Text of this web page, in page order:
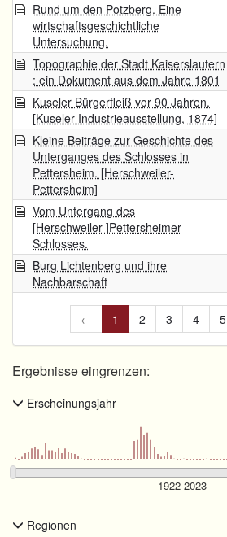
Rund um den Potzberg. Eine
wirtschaftsgeschichtliche
Untersuchung.
Topographie der Stadt Kaiserslautern
: ein Dokument aus dem Jahre 1801
Kuseler Bürgerfleiß vor 90 Jahren.
[Kuseler Industrieausstellung, 1874]
Kleine Beiträge zur Geschichte des
Unterganges des Schlosses in
Pettersheim. [Herschweiler-
Pettersheim]
Vom Untergang des
[Herschweiler-]Pettersheimer
Schlosses.
Burg Lichtenberg und ihre
Nachbarschaft
← 1 2 3 4 5
Ergebnisse eingrenzen:
Erscheinungsjahr
Regionen